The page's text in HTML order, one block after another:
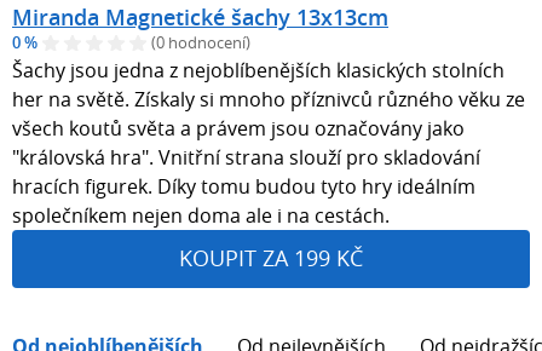
Miranda Magnetické šachy 13x13cm
0 % (0 hodnocení)
Šachy jsou jedna z nejoblíbenějších klasických stolních
her na světě. Získaly si mnoho příznivců různého věku ze
všech koutů světa a právem jsou označovány jako
"královská hra". Vnitřní strana slouží pro skladování
hracích figurek. Díky tomu budou tyto hry ideálním
společníkem nejen doma ale i na cestách.
KOUPIT ZA 199 KČ